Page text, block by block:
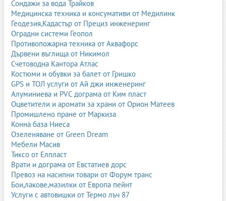
сайтове.
Тази подкатегория е ключова за съвременната икономика – тя
позволява на бизнеса да достига до клиенти в цялата страна и
извън нея, а на потребителите – да пазаруват удобно, бързо и
често на по-добри цени. Включва и услуги като логистика,
куриерски доставки, онлайн плащания и дигитален маркетинг.
Йога, Аюрведа
„Йога, Аюрведа“ обединява студиа, центрове, инструктори и
магазини, свързани с практики за здраве, баланс и духовно
развитие. Тук попадат йога студиа, аюрведични центрове,
магазини за био продукти, масла, чайове, аксесоари за
медитация и йога.
Тази подкатегория е насочена към хора, които търсят
холистичен подход към здравето – чрез движение, дишане,
хранене и вътрешен баланс. Често се предлагат и курсове,
ретрийти, онлайн тренировки и индивидуални консултации.
Сондажи за вода Трайков
Медицинска техника и консумативи от Медилинк
Геодезия,Кадастър от Прециз инженеринг
Оградни системи Геопол
Противопожарна техника от Аквафорс
Дървени въглища от Никимол
Счетоводна Кантора Атлас
Костюми и обувки за балет от Гришко
GPS и ТОЛ услуги от Ай джи инженеринг
Алуминиева и PVC дограма от Ким пласт
Оцветители и аромати за храни от Орион Матеев
Промишлено пране от Маркиза
Конна база Ниеса
Озеленяване от Green Dream
Мебели Масив
Тиксо от Елпласт
Врати и дограма от Евстатиев дорс
Превоз на насипни товари от Форум транс
Бои,лакове,мазилки от Европа пейнт
Услуги с автовишки от Термо лъч 87